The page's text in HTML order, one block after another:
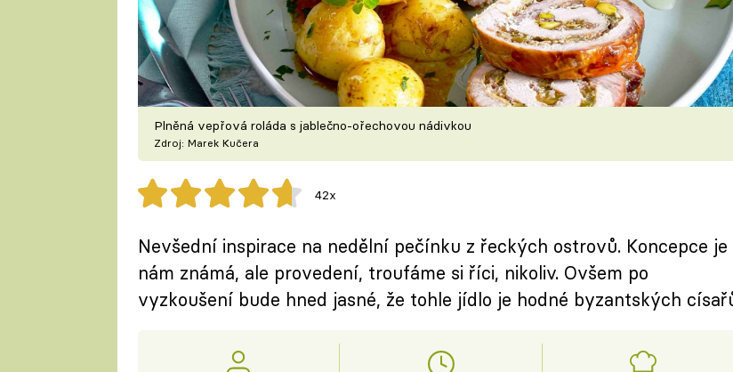
Plněná vepřová roláda s jablečno-ořechovou nádivkou
Zdroj: Marek Kučera
42x
Nevšední inspirace na nedělní pečínku z řeckých ostrovů. Koncepce je
nám známá, ale provedení, troufáme si říci, nikoliv. Ovšem po
vyzkoušení bude hned jasné, že tohle jídlo je hodné byzantských